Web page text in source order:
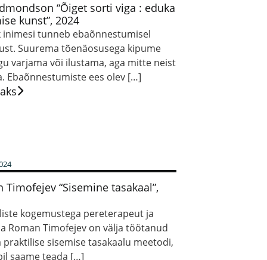
“Õiget sorti viga : eduka
kunst”, 2024
inimesi tunneb ebaõnnestumisel
Suurema tõenäosusega kipume
varjama või ilustama, aga mitte neist
Ebaõnnestumiste ees olev […]
Timofejev “Sisemine tasakaal”,
kogemustega pereterapeut ja
Roman Timofejev on välja töötanud
praktilise sisemise tasakaalu meetodi,
saame teada […]